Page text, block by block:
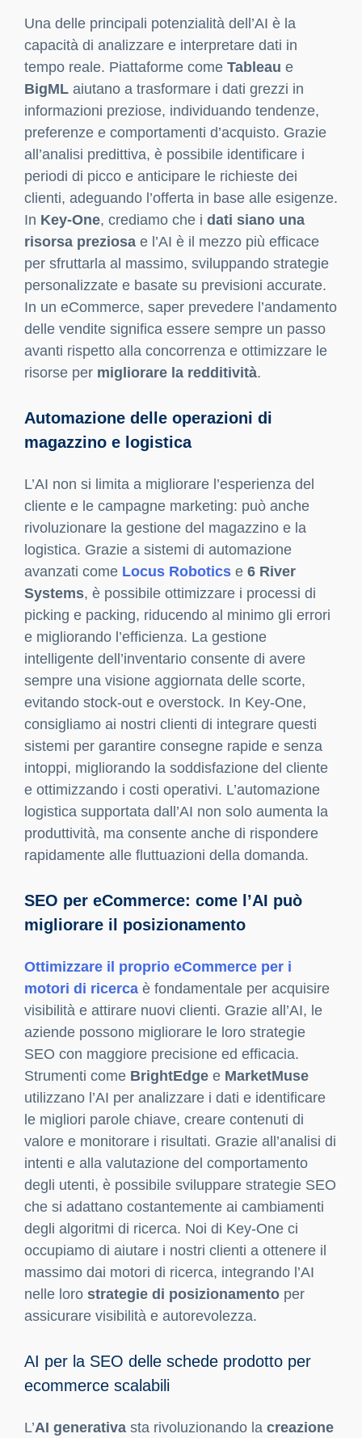
marketing con l’AI
Le campagne marketing sono il cuore pulsante
di ogni strategia eCommerce. Tuttavia, per
massimizzare il ritorno sull’investimento (ROI), è
essenziale sfruttare l’AI. Strumenti come
Google Marketing Platforme Adext AI
utilizzano algoritmi avanzati per segmentare il
pubblico, ottimizzare i contenuti e adattare le
campagne pubblicitarie in tempo reale. Questi
tool non solo aumentano l’efficienza delle
campagne, ma permettono anche di ridurre i
costi, concentrando il budget solo sugli utenti
realmente interessati. Grazie all’analisi
predittiva, l’AI è in grado di individuare i momenti
migliori per raggiungere i clienti e adattare i
messaggi pubblicitari alle loro preferenze. Noi di
Key-One riteniamo che l’AI permetta di
migliorare sensibilmente il targeting e, di
tasso di conversione
portando l’azienda a ottenere risultati tangibili e
Analisi dei dati e previsione delle
vendite per strategie più mirate
Una delle principali potenzialità dell’AI è la
capacità di analizzare e interpretare dati in
tempo reale. Piattaforme come
Tableaue
BigML
aiutano a trasformare i dati grezzi in
informazioni preziose, individuando tendenze,
preferenze e comportamenti d’acquisto. Grazie
all’analisi predittiva, è possibile identificare i
periodi di picco e anticipare le richieste dei
clienti, adeguando l’offerta in base alle esigenze.
Key-One , crediamo che i dati siano una
risorsa preziosa
e l’AI è il mezzo più efficace
per sfruttarla al massimo, sviluppando strategie
personalizzate e basate su previsioni accurate.
In un eCommerce, saper prevedere l’andamento
delle vendite significa essere sempre un passo
avanti rispetto alla concorrenza e ottimizzare le
risorse permigliorare la redditività
Automazione delle operazioni di
magazzino e logistica
L’AI non si limita a migliorare l’esperienza del
cliente e le campagne marketing: può anche
rivoluzionare la gestione del magazzino e la
logistica. Grazie a sistemi di automazione
avanzati come
Locus Robotics
6 River
Systems
, è possibile ottimizzare i processi di
picking e packing, riducendo al minimo gli errori
e migliorando l’efficienza. La gestione
intelligente dell’inventario consente di avere
sempre una visione aggiornata delle scorte,
evitando stock-out e overstock. In Key-One,
consigliamo ai nostri clienti di integrare questi
sistemi per garantire consegne rapide e senza
e ottimizzando i costi operativi. L’automazione
logistica supportata dall’AI non solo aumenta la
produttività, ma consente anche di rispondere